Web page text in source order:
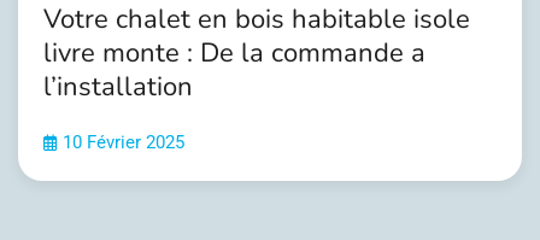
Votre chalet en bois habitable isole
livre monte : De la commande a
l’installation
10 Février 2025